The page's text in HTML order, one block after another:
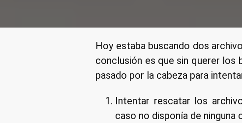
Hoy estaba buscando dos
conclusión es que sin querer los
pasado por la cabeza para
Intentar rescatar los
caso no disponía de ninguna